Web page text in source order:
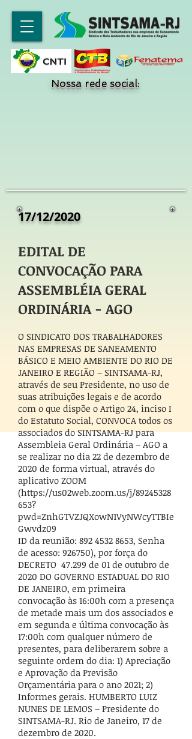
Nossa rede social:
17/12/2020
EDITAL DE
CONVOCAÇÃO PARA
ASSEMBLÉIA GERAL
ORDINÁRIA - AGO
O SINDICATO DOS TRABALHADORES
NAS EMPRESAS DE SANEAMENTO
BÁSICO E MEIO AMBIENTE DO RIO DE
JANEIRO E REGIÃO – SINTSAMA-RJ,
através de seu Presidente, no uso de
suas atribuições legais e de acordo
com o que dispõe o Artigo 24, inciso I
do Estatuto Social, CONVOCA todos os
associados do SINTSAMA-RJ para
Assembleia Geral Ordinária – AGO a
se realizar no dia 22 de dezembro de
2020 de forma virtual, através do
aplicativo ZOOM
(https://us02web.zoom.us/j/89245328
653?
pwd=ZnhGTVZJQXowN1VyNWcyTTBIe
Gwvdz09
ID da reunião: 892 4532 8653, Senha
de acesso: 926750), por força do
DECRETO 47.299 de 01 de outubro de
2020 DO GOVERNO ESTADUAL DO RIO
DE JANEIRO, em primeira
convocação às 16:00h com a presença
de metade mais um dos associados e
em segunda e última convocação às
17:00h com qualquer número de
presentes, para deliberarem sobre a
seguinte ordem do dia: 1) Apreciação
e Aprovação da Previsão
Orçamentária para o ano 2021; 2)
Informes gerais. HUMBERTO LUIZ
NUNES DE LEMOS – Presidente do
SINTSAMA-RJ. Rio de Janeiro, 17 de
dezembro de 2020.